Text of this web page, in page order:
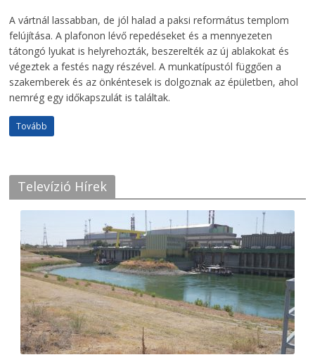
A vártnál lassabban, de jól halad a paksi református templom
felújítása. A plafonon lévő repedéseket és a mennyezeten
tátongó lyukat is helyrehozták, beszerelték az új ablakokat és
végeztek a festés nagy részével. A munkatípustól függően a
szakemberek és az önkéntesek is dolgoznak az épületben, ahol
nemrég egy időkapszulát is találtak.
Tovább
Televízió Hírek